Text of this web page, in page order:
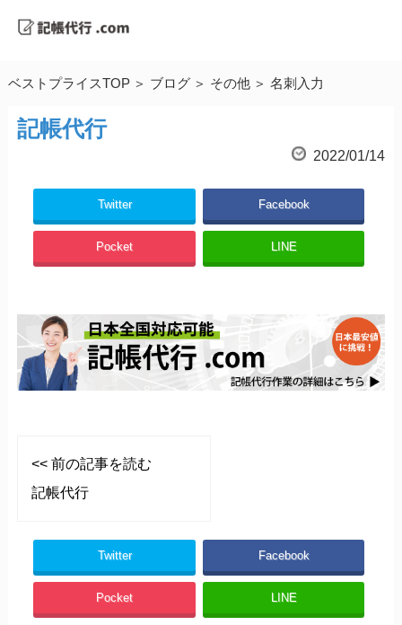
ベストプライスTOP ブログ その他 名刺入力
記帳代行
2022/01/14
Twitter Facebook
Pocket LINE
<< 前の記事を読む
記帳代行
Twitter Facebook
Pocket LINE